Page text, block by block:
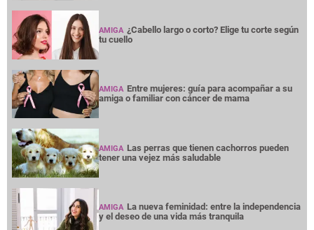
AMIGA ¿Cabello largo o corto? Elige tu corte según
tu cuello
AMIGA Entre mujeres: guía para acompañar a su
amiga o familiar con cáncer de mama
AMIGA Las perras que tienen cachorros pueden
tener una vejez más saludable
AMIGA La nueva feminidad: entre la independencia
y el deseo de una vida más tranquila